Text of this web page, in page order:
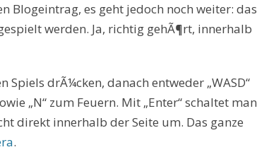
Blogeintrag, es geht jedoch noch weiter: das
werden. Ja, richtig gehÃ¶rt, innerhalb
Spiels drÃ¼cken, danach entweder „WASD“
„N“ zum Feuern. Mit „Enter“ schaltet man
direkt innerhalb der Seite um. Das ganze
.